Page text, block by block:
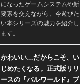
になったゲームシステムや新
要素を交えながら、今遊びた
い本シリーズの魅力を紹介し
ます。
かわいい…だからこそ、い
じめたくなる。正式版リリ
ースの『パルワールド』プ